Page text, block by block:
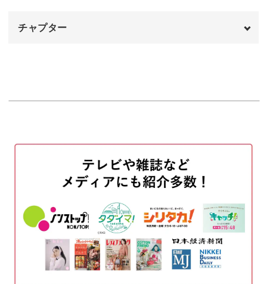
実際にどのように演奏するのか、動画で確認しながら進め
ていきましょう。
一気に演奏できるようにはなりませんが、少しずつ進めれ
ば着実に完成形に近づいてきますよ♪
Cを練習する 11:09
チャプター
アクセントについて
テンポ60で練習する
テンポ100で練習する 12:40
伴奏をつけて練習する
おわりに